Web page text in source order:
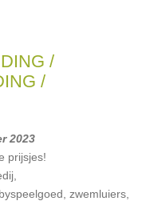
/
/
2023
prijsjes!
zwemluiers,